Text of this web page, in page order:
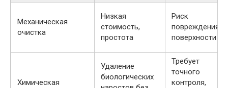
Механическая
очистка
Низкая
стоимость,
простота
Риск
повреждения
поверхности
Химическая
Удаление
биологических
Требует
точного
контроля,